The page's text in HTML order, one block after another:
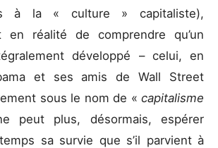
à la « culture » capitaliste),
en réalité de comprendre qu’un
développé – celui, en
et ses amis de Wall Street
sous le nom de « capitalisme
peut plus, désormais, espérer
sa survie que s’il parvient à